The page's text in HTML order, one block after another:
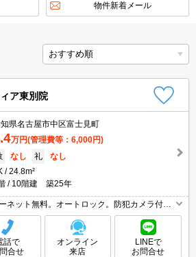
不動産会社から
TOP
物件新着メール
ア東別院
県名古屋市中区富士見町
万円(管理費等：6,000円)
なし 礼
なし
24.8m²
10階建 築25年
ネット無料。オートロック。防犯カメラ付
話で
合せ
オンライン
来店
LINEで
お問合せ